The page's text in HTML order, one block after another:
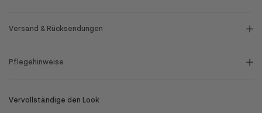
Versand & Rücksendungen
Pflegehinweise
Vervollständige den Look